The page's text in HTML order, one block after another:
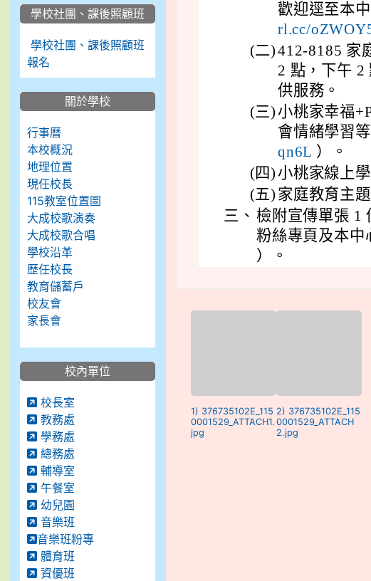
歡迎逕至本
rl.cc/
(二)412-8185 家
2 點，下午 2
供服務。
(三)小桃家幸福
會情緒學習
qn6L ）。
(四)小桃家線上
(五) 家庭教育主
三、 檢附宣傳單張 1
粉絲專頁及本中
）。
1) 376735102E_115
0001529_ATTACH1.
jpg
2) 376735102E_115
0001529_ATTACH
2.jpg
學校社團、課後照顧班
學校社團、課後照顧班
報名
關於學校
行事曆
本校概況
地理位置
現任校長
115教室位置圖
大成校歌演奏
大成校歌合唱
學校沿革
歷任校長
教育儲蓄戶
校友會
家長會
校內單位
校長室
教務處
學務處
總務處
輔導室
午餐室
幼兒園
音樂班
音樂班粉專
體育班
資優班